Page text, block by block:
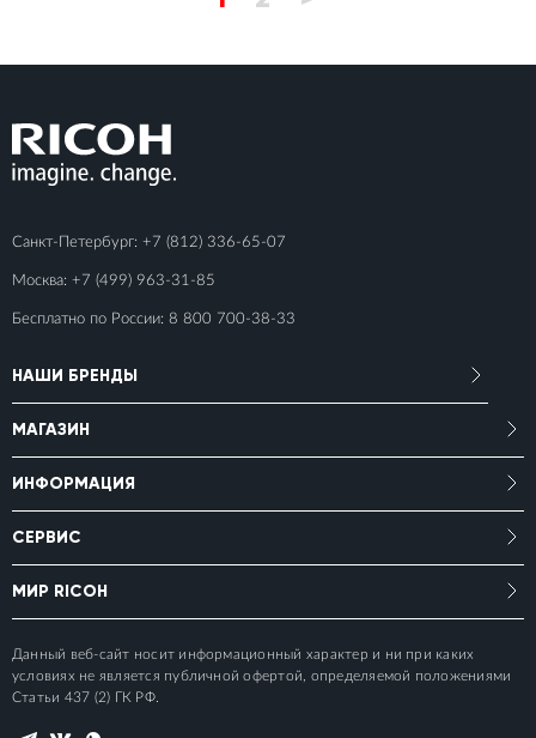
Санкт-Петербург: +7 (812) 336-65-07
Москва: +7 (499) 963-31-85
Бесплатно по России: 8 800 700-38-33
НАШИ БРЕНДЫ
МАГАЗИН
ИНФОРМАЦИЯ
СЕРВИС
МИР RICOH
Данный веб-сайт носит информационный характер и ни при каких
условиях не является публичной офертой, определяемой положениями
Статьи 437 (2) ГК РФ.